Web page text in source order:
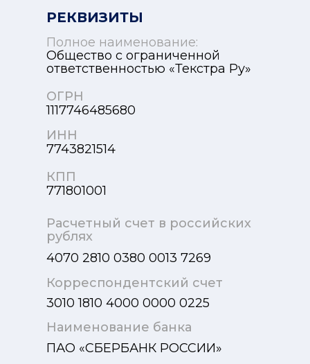
РЕКВИЗИТЫ
Полное наименование:
Общество с ограниченной
ответственностью «Текстра Ру»
ОГРН
ИНН
КПП
1117746485680
7743821514
771801001
Расчетный счет в российских
рублях
4070 2810 0380 0013 7269
Корреспондентский счет
3010 1810 4000 0000 0225
Наименование банка
ПАО «СБЕРБАНК РОССИИ»